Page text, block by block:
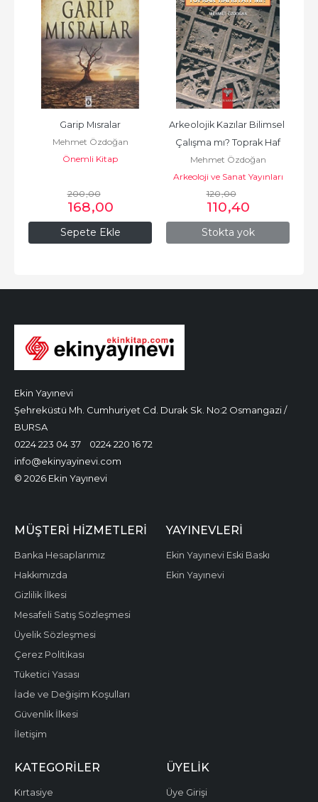
Sepete Ekle
Garip Mısralar
Mehmet Özdoğan
Önemli Kitap
200,00
168,00
Stokta yok
Arkeolojik Kazılar Bilimsel
Çalışma mı? Toprak Haf
Mehmet Özdoğan
Arkeoloji ve Sanat Yayınları
120,00
110,40
Ekin Yayınevi
Şehreküstü Mh. Cumhuriyet Cd. Durak Sk. No:2 Osmangazi /
BURSA
0224 223 04 37
0224 220 16 72
info@ekinyayinevi.com
© 2026 Ekin Yayınevi
MÜŞTERI HIZMETLERI
Banka Hesaplarımız
Hakkımızda
Gizlilik İlkesi
Mesafeli Satış Sözleşmesi
Üyelik Sözleşmesi
Çerez Politikası
Tüketici Yasası
İade ve Değişim Koşulları
Güvenlik İlkesi
İletişim
YAYINEVLERI
Ekin Yayınevi Eski Baskı
Ekin Yayınevi
KATEGORILER
Kırtasiye
ÜYELIK
Üye Girişi